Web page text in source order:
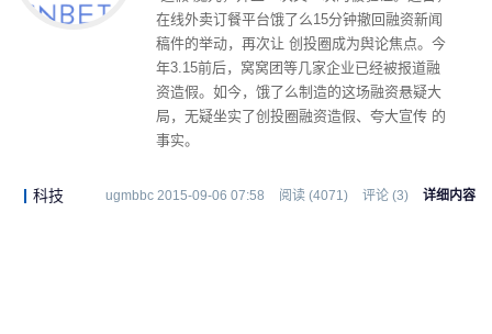
在线外卖订餐平台饿了么15分钟撤回融资新闻
稿件的举动，再次让 创投圈成为舆论焦点。今
年3.15前后，窝窝团等几家企业已经被报道融
资造假。如今，饿了么制造的这场融资悬疑大
局，无疑坐实了创投圈融资造假、夸大宣传 的
事实。
科技 ugmbbc 2015-09-06 07:58 阅读 (4071) 评论 (3) 详细内容